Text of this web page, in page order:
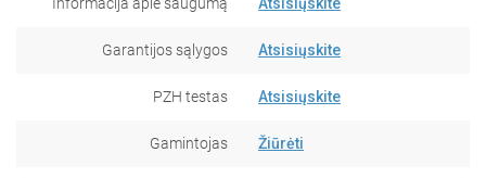
Garantijos sąlygos Atsisiųskite
PZH testas Atsisiųskite
Gamintojas Žiūrėti